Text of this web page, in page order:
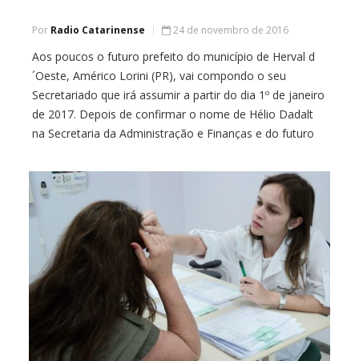
Por Radio Catarinense 24 de novembro de 2016
Aos poucos o futuro prefeito do município de Herval d
´Oeste, Américo Lorini (PR), vai compondo o seu
Secretariado que irá assumir a partir do dia 1º de janeiro
de 2017. Depois de confirmar o nome de Hélio Dadalt
na Secretaria da Administração e Finanças e do futuro
Cultura […]